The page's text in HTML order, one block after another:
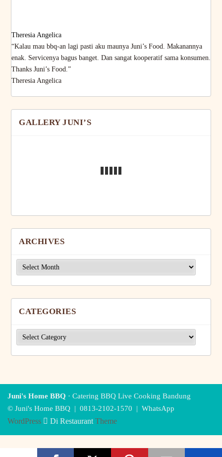
Theresia Angelica
“Kalau mau bbq-an lagi pasti aku maunya Juni’s Food. Makanannya
enak. Servicenya bagus banget. Dan sangat kooperatif sama konsumen.
Thanks Juni’s Food.”
Theresia Angelica
GALLERY JUNI’S
ARCHIVES
Archives
CATEGORIES
Categories
Juni's Home BBQ · Catering BBQ Live Cooking Bandung
© Juni's Home BBQ | 0813-2102-1570 | WhatsApp
WordPress Di Restaurant Theme